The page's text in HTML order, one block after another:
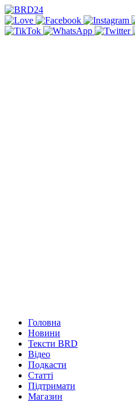
Головна
Новини
Тексти BRD
Відео
Подкасти
Статті
Підтримати
Магазин